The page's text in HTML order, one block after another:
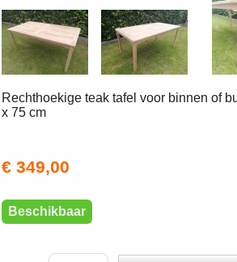
Rechthoekige teak tafel voor binnen of
x 75 cm
€ 349,00
Beschikbaar